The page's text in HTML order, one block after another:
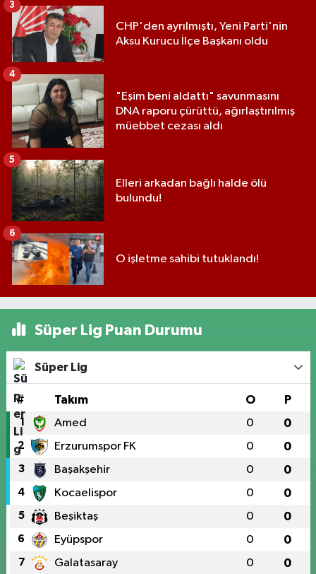
CHP'den ayrılmıştı, Yeni Parti'nin
Aksu Kurucu İlçe Başkanı oldu
3
"Eşim beni aldattı" savunmasını
DNA raporu çürüttü, ağırlaştırılmış
müebbet cezası aldı
4
Elleri arkadan bağlı halde ölü
bulundu!
5
O işletme sahibi tutuklandı!
6
Süper Lig Puan Durumu
Süper Lig
# Takım O P
1 Amed 0 0
2 Erzurumspor FK 0 0
3 Başakşehir 0 0
4 Kocaelispor 0 0
5 Beşiktaş 0 0
6 Eyüpspor 0 0
7 Galatasaray 0 0